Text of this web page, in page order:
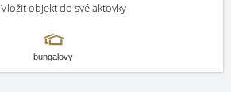
Vložit objekt do své aktovky
bungalovy